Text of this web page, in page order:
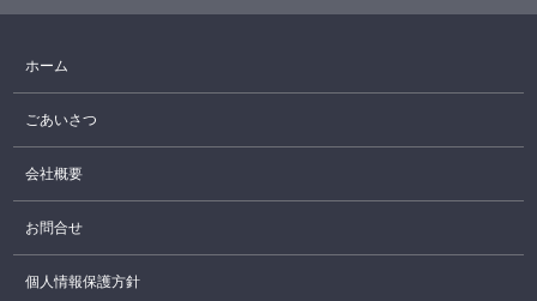
ホーム
ごあいさつ
会社概要
お問合せ
個人情報保護方針